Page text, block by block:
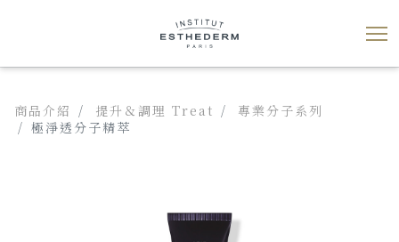
商品介紹 提升＆調理 Treat
專業分子系列
極淨透分子精萃